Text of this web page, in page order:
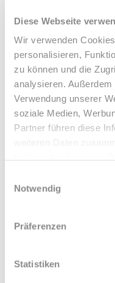
Diese Webseite
Wir verwenden
personalisieren,
zu können und die
analysieren.
Verwendung unserer
soziale Medien,
Partner führen diese
Notwendig
Präferenzen
Statistiken
Kleyerstraße
Parcel